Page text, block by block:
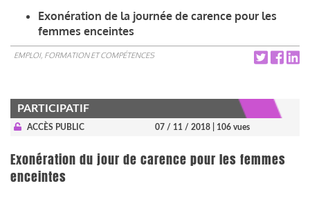
Exonération de la journée de carence pour les
femmes enceintes
EMPLOI, FORMATION ET COMPÉTENCES
PARTICIPATIF
ACCÈS PUBLIC 07 / 11 / 2018 | 106 vues
Exonération du jour de carence pour les femmes
enceintes